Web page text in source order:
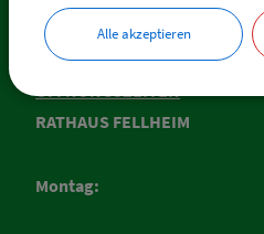
ÖFFNUNGSZEITEN
RATHAUS FELLHEIM
Montag:
Alle akzeptieren